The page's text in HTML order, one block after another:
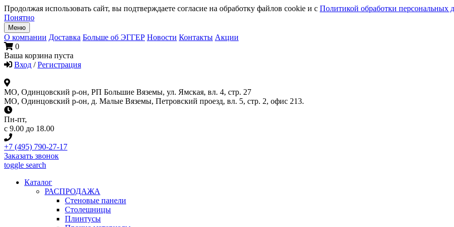
Продолжая использовать сайт, вы подтверждаете согласие на обработку файлов cookie и с Политикой обработки персональных
Понятно
Меню
О компании Доставка Больше об ЭГГЕР Новости Контакты Акции
0
Ваша корзина пуста
Вход / Регистрация
МО, Одинцовский р-он, РП Большие Вяземы, ул. Ямская, вл. 4, стр. 27
МО, Одинцовский р-он, д. Малые Вяземы, Петровский проезд, вл. 5, стр. 2, офис 213.
Пн-пт,
с 9.00 до 18.00
+7 (495) 790-27-17
Заказать звонок
toggle search
Каталог
РАСПРОДАЖА
Стеновые панели
Столешницы
Плинтусы